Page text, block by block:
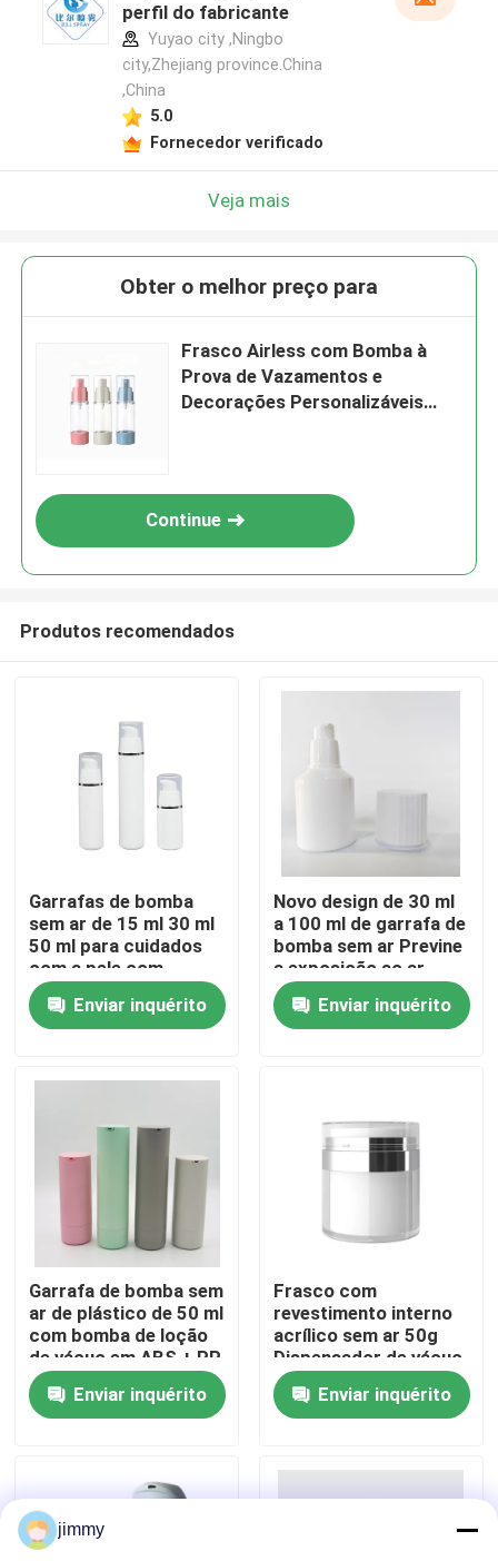
Casa
Produtos
Sobre nós
Excursão da fábrica
Controle da qualidade
Contacte-nos
Notícia
mini pulverizador do disparador
perfil do fabricante
Yuyao city ,Ningbo
city,Zhejiang province.China
,China
5.0
Fornecedor verificado
Veja mais
Obter o melhor preço para
Frasco Airless com Bomba à
Prova de Vazamentos e
Decorações Personalizáveis
Continue
Produtos recomendados
Garrafas de bomba
sem ar de 15 ml 30 ml
50 ml para cuidados
com a pele com
personalização OEM
ODM em PP de
qualidade alimentar
Enviar inquérito
Novo design de 30 ml
a 100 ml de garrafa de
bomba sem ar Previne
a exposição ao ar
Maximiza o uso do
produto Higiênico
Sem contaminação de
Enviar inquérito
Garrafa de bomba sem
ar de plástico de 50 ml
com bomba de loção
de vácuo em ABS + PP
e cor personalizada
Enviar inquérito
Frasco com
revestimento interno
acrílico sem ar 50g ️
Dispensador de vácuo
para cuidados com a
pele Enviar inquérito
jimmy